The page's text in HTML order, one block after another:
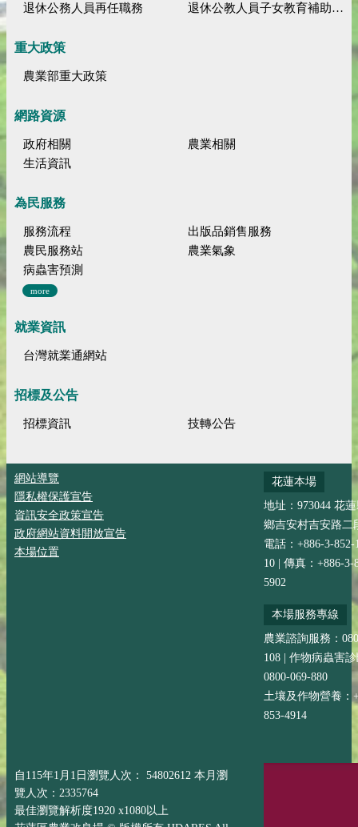
退休公務人員再任職務
退休公教人員子女教育補助規定
重大政策
農業部重大政策
網路資源
政府相關
農業相關
生活資訊
為民服務
服務流程
出版品銷售服務
農民服務站
農業氣象
病蟲害預測
more
就業資訊
台灣就業通網站
招標及公告
招標資訊 技轉公告
網站導覽
隱私權保護宣告
資訊安全政策宣告
政府網站資料開放宣告
本場位置
花蓮本場
地址：973044 花
鄉吉安村吉安路二
電話：+886-3-852-
10 | 傳真：+886-3-
5902
本場服務專線
農業諮詢服務：
108 | 作物病蟲害
0800-069-880
土壤及作物營養：
853-4914
自115年1月1日瀏覽人次： 54802612 本月瀏
覽人次：2335764
最佳瀏覽解析度1920 x1080以上